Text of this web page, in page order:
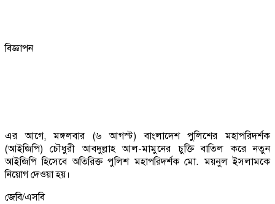
বিজ্ঞাপন
এর আগে, মঙ্গলবার (৬ আগস্ট) বাংলাদেশ পুলিশের মহাপরিদর্শক
(আইজিপি) চৌধুরী আবদুল্লাহ আল-মামুনের চুক্তি বাতিল করে নতুন
আইজিপি হিসেবে অতিরিক্ত পুলিশ মহাপরিদর্শক মো. ময়নুল ইসলামকে
নিয়োগ দেওয়া হয়।
জেবি/এসবি